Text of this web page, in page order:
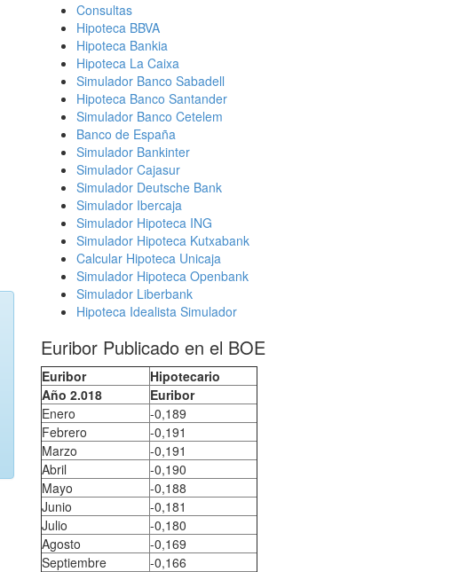
Consultas
Hipoteca BBVA
Hipoteca Bankia
Hipoteca La Caixa
Simulador Banco Sabadell
Hipoteca Banco Santander
Simulador Banco Cetelem
Banco de España
Simulador Bankinter
Simulador Cajasur
Simulador Deutsche Bank
Simulador Ibercaja
Simulador Hipoteca ING
Simulador Hipoteca Kutxabank
Calcular Hipoteca Unicaja
Simulador Hipoteca Openbank
Simulador Liberbank
Hipoteca Idealista Simulador
Euribor Publicado en el BOE
Euribor
Hipotecario
Año 2.018
Euribor
Enero
-0,189
Febrero
-0,191
Marzo
-0,191
Abril
-0,190
Mayo
-0,188
Junio
-0,181
Julio
-0,180
Agosto
-0,169
Septiembre
-0,166